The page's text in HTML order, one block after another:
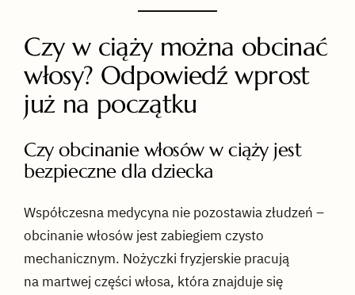
Czy w ciąży można obcinać
włosy? Odpowiedź wprost
już na początku
Czy obcinanie włosów w ciąży jest
bezpieczne dla dziecka
Współczesna medycyna nie pozostawia złudzeń –
obcinanie włosów jest zabiegiem czysto
mechanicznym. Nożyczki fryzjerskie pracują
na martwej części włosa, która znajduje się